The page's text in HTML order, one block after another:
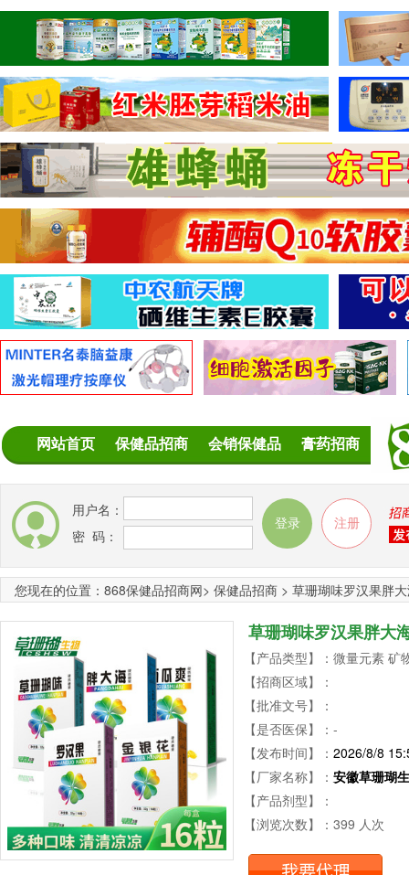
网站首页 保健品招商 会销保健品 膏药招商
用户名：
密 码：
您现在的位置： 868保健品招商网> 保健品招商 > 草珊瑚味罗汉果胖
草珊瑚味罗汉果胖大
【产品类型】：微量元素
【招商区域】：
【批准文号】：
【是否医保】：-
【发布时间】： 2026/8/8
【厂家名称】： 安徽草珊瑚
【产品剂型】：
【浏览次数】：399 人次